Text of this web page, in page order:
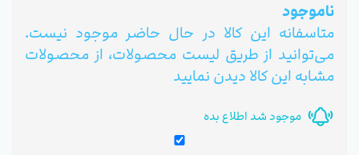
ناموجود
متاسفانه این کالا در حال حاضر موجود نیست.
می‌توانید از طریق لیست محصولات، از محصولات
مشابه این کالا دیدن نمایید
موجود شد اطلاع بده